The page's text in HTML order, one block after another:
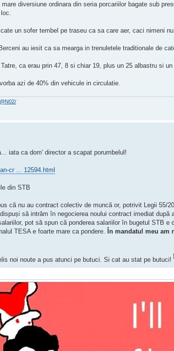
diversiune ordinara din seria porcariilor bagate sub
un sofer tembel pe traseu ca sa care aer, caci nimeni
au iesit ca sa mearga in trenuletele traditionale de
ca erau prin 47, 8 si chiar 19, plus un 25 albastru si
azi de 40% din vehicule in circulatie.
iata ca dom' director a scapat porumbelul!
cr ... 12594.html
din STB
că nu au contract colectiv de muncă or, potrivit Legii
să intrăm în negocierea noului contract imediat după
pot să spun că ponderea salariilor în bugetul STB
TESA e foarte mare ca pondere.În mandatul meu am
noi noute a pus atunci pe butuci. Si cat au stat pe butuci!